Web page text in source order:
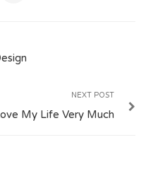
NEXT POST
My Life Very Much